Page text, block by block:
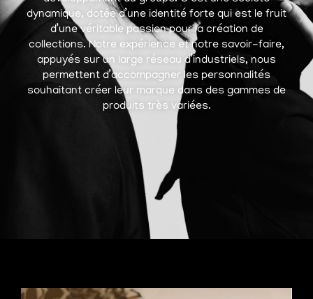
dynamique, dotée d’une identité forte qui est le fruit
d’une véritable passion pour la création de
collections. Notre expérience et notre savoir-faire,
appuyés sur un large réseau d’industriels, nous
permettent d’accompagner les personnalités
souhaitant créer leur marque dans des gammes de
produits très variées.
site web